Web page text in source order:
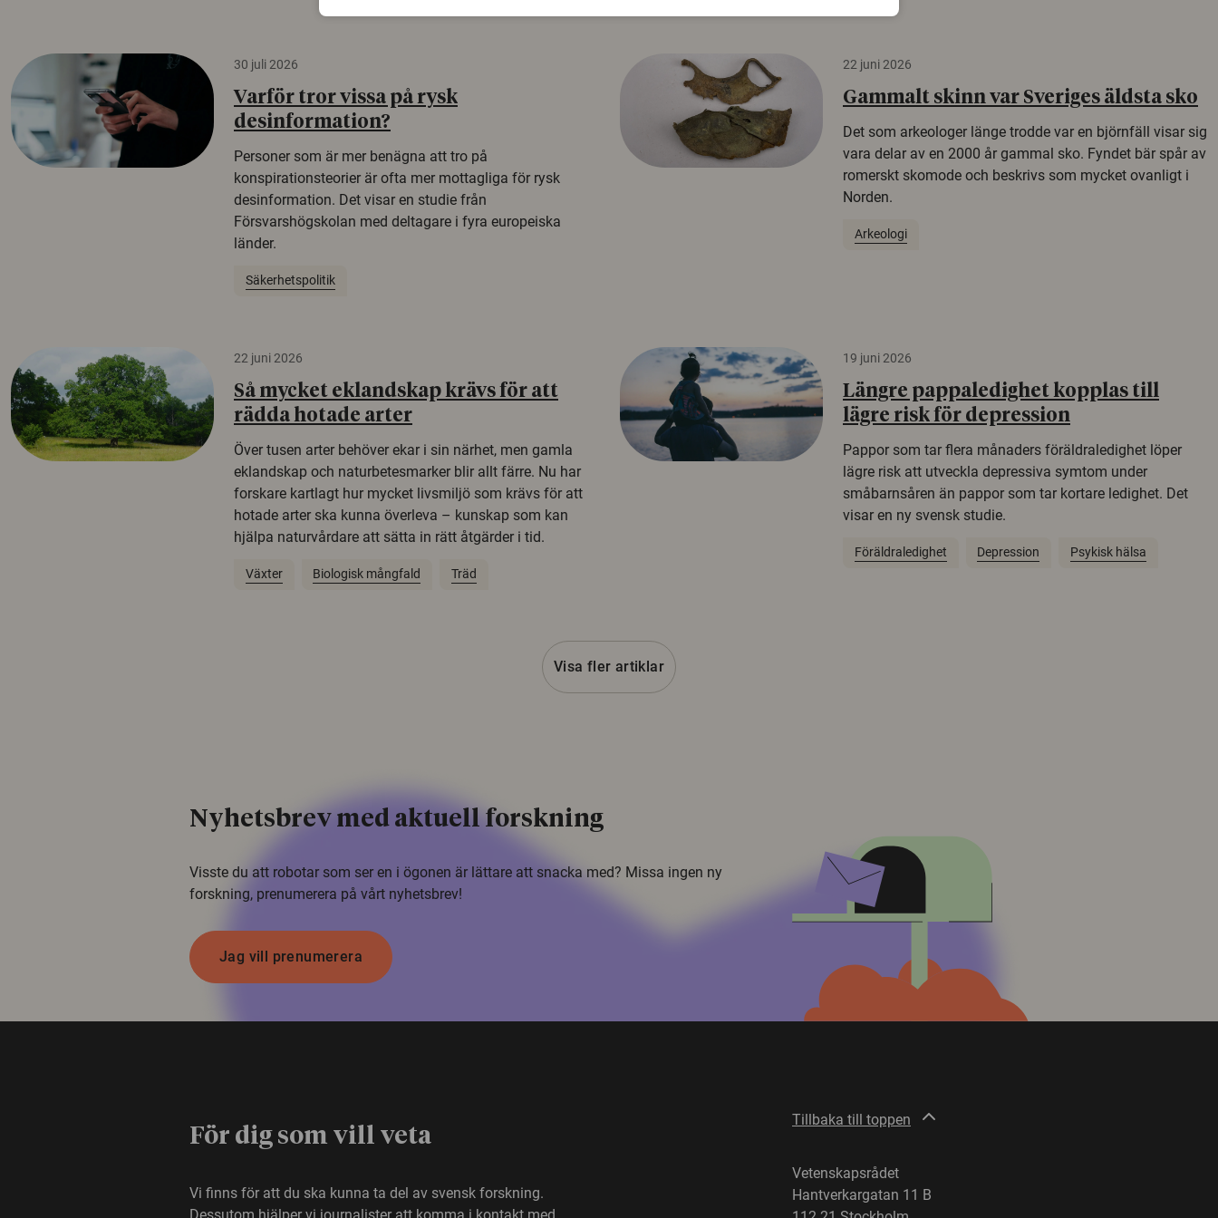
30 juli 2026
Varför tror vissa på rysk
desinformation?
Personer som är mer benägna att tro på
konspirationsteorier är ofta mer mottagliga för rysk
desinformation. Det visar en studie från
Försvarshögskolan med deltagare i fyra europeiska
länder.
Säkerhetspolitik
22 juni 2026
Gammalt skinn var Sveriges äldsta sko
Det som arkeologer länge trodde var en björnfäll visar sig
vara delar av en 2000 år gammal sko. Fyndet bär spår av
romerskt skomode och beskrivs som mycket ovanligt i
Norden.
Arkeologi
22 juni 2026
Så mycket eklandskap krävs för att
rädda hotade arter
Över tusen arter behöver ekar i sin närhet, men gamla
eklandskap och naturbetesmarker blir allt färre. Nu har
forskare kartlagt hur mycket livsmiljö som krävs för att
hotade arter ska kunna överleva – kunskap som kan
hjälpa naturvårdare att sätta in rätt åtgärder i tid.
Växter Biologisk mångfald Träd
19 juni 2026
Längre pappaledighet kopplas till
lägre risk för depression
Pappor som tar flera månaders föräldraledighet löper
lägre risk att utveckla depressiva symtom under
småbarnsåren än pappor som tar kortare ledighet. Det
visar en ny svensk studie.
Föräldraledighet Depression Psykisk hälsa
Visa fler artiklar
Nyhetsbrev med aktuell forskning
Visste du att robotar som ser en i ögonen är lättare att snacka med? Missa ingen ny
forskning, prenumerera på vårt nyhetsbrev!
Jag vill prenumerera
För dig som vill veta
Vi finns för att du ska kunna ta del av svensk forskning.
Dessutom hjälper vi journalister att komma i kontakt med
Tillbaka till toppen
Vetenskapsrådet
Hantverkargatan 11 B